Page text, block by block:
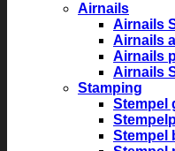
Airnails
Airnails
Airnails
Airnails
Airnails
Stamping
Stempel
Stempel